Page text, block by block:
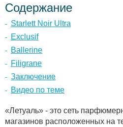
Содержание
Starlett Noir Ultra
Exclusif
Ballerine
Filigrane
Заключение
Видео по теме
«Летуаль» - это сеть
магазинов расположенных на